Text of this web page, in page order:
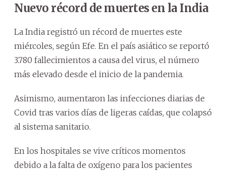
Nuevo récord de muertes en la India
La India registró un récord de muertes este
miércoles, según Efe. En el país asiático se reportó
3.780 fallecimientos a causa del virus, el número
más elevado desde el inicio de la pandemia.
Asimismo, aumentaron las infecciones diarias de
Covid tras varios días de ligeras caídas, que colapsó
al sistema sanitario.
En los hospitales se vive críticos momentos
debido a la falta de oxígeno para los pacientes